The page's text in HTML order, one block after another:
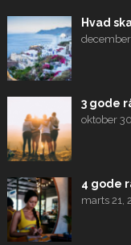
Hvad
3 gode
oktober
4 gode
marts 21,